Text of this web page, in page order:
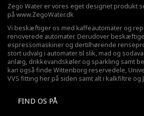
Zego Water er vores eget designet produkt
på www.ZegoWater.dk
Vi beskæftiger os med kaffeautomater og
renoverede automater. Derudover
espressomaskiner og dertilhørende
stort udvalg i automater til slik, mad og
anlæg, drikkevandskøler og sparkling samt
kan også finde Wittenborg reservedele,
VVS fitting her på siden samt alt i kalkfiltre og
FIND OS PÅ